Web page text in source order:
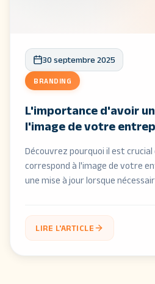
30 septembre 2025
BRANDING
L'importance d'avoir
l'image de votre
Découvrez pourquoi il est crucial
correspond à l'image de votre
une mise à jour lorsque
LIRE L'ARTICLE